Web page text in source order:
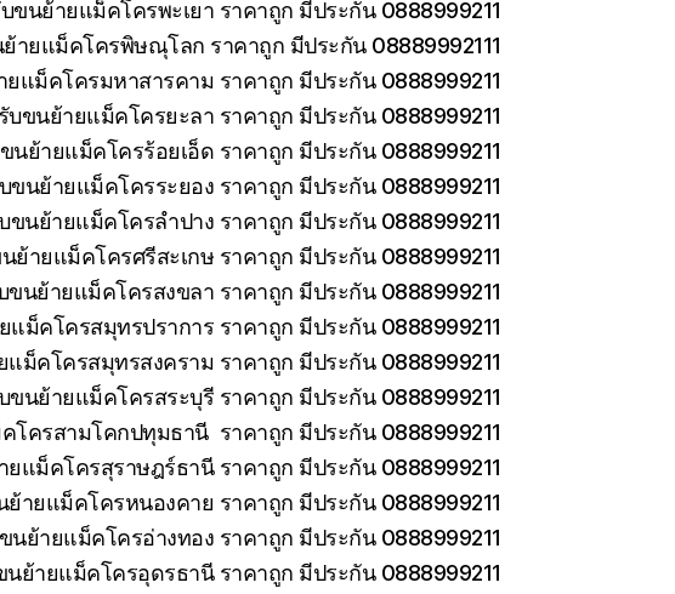
ขนย้ายแม็คโครพะเยา ราคาถูก มีประกัน 0888999211
ายแม็คโครพิษณุโลก ราคาถูก มีประกัน 08889992111
ยแม็คโครมหาสารคาม ราคาถูก มีประกัน 0888999211
รับขนย้ายแม็คโครยะลา ราคาถูก มีประกัน 0888999211
นย้ายแม็คโครร้อยเอ็ด ราคาถูก มีประกัน 0888999211
ขนย้ายแม็คโครระยอง ราคาถูก มีประกัน 0888999211
ขนย้ายแม็คโครลำปาง ราคาถูก มีประกัน 0888999211
ย้ายแม็คโครศรีสะเกษ ราคาถูก มีประกัน 0888999211
ขนย้ายแม็คโครสงขลา ราคาถูก มีประกัน 0888999211
แม็คโครสมุทรปราการ ราคาถูก มีประกัน 0888999211
แม็คโครสมุทรสงคราม ราคาถูก มีประกัน 0888999211
ขนย้ายแม็คโครสระบุรี ราคาถูก มีประกัน 0888999211
โครสามโคกปทุมธานี ราคาถูก มีประกัน 0888999211
ยแม็คโครสุราษฎร์ธานี ราคาถูก มีประกัน 0888999211
ย้ายแม็คโครหนองคาย ราคาถูก มีประกัน 0888999211
นย้ายแม็คโครอ่างทอง ราคาถูก มีประกัน 0888999211
นย้ายแม็คโครอุดรธานี ราคาถูก มีประกัน 0888999211